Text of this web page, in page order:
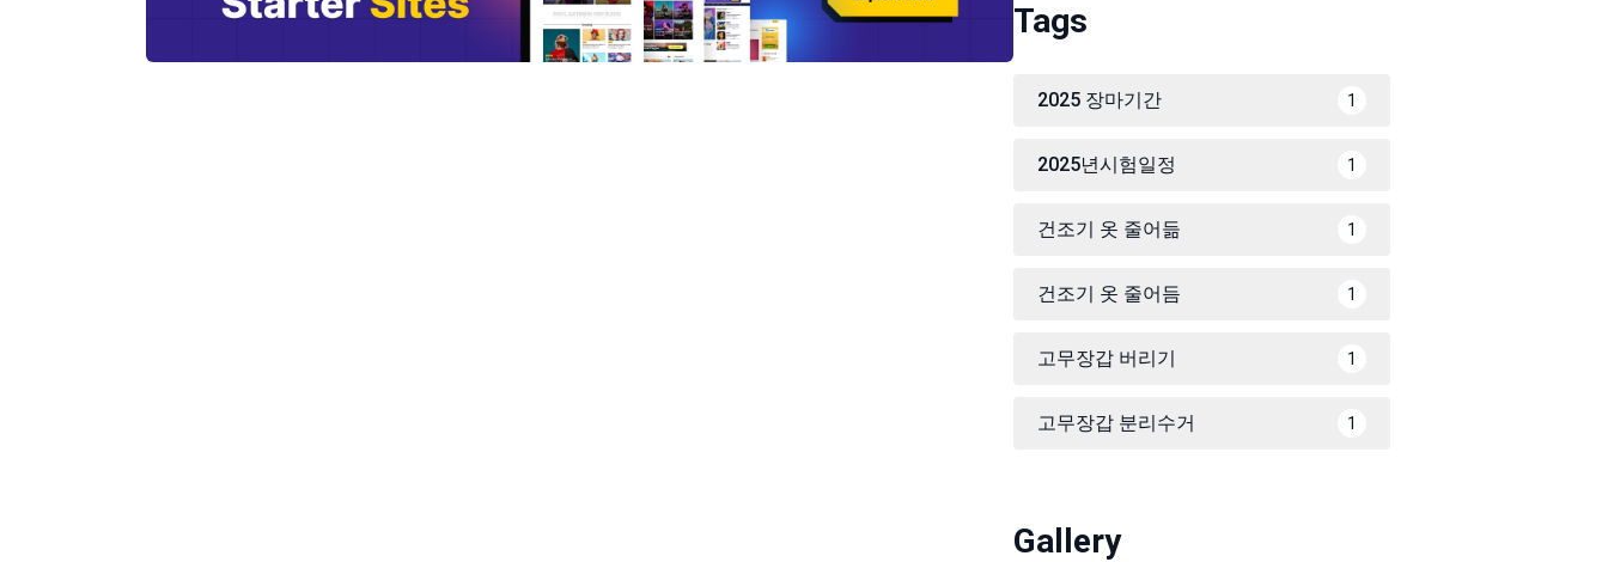
Tags
2025 장마기간 1
2025년시험일정 1
건조기 옷 줄어듦 1
건조기 옷 줄어듬 1
고무장갑 버리기 1
고무장갑 분리수거 1
Gallery